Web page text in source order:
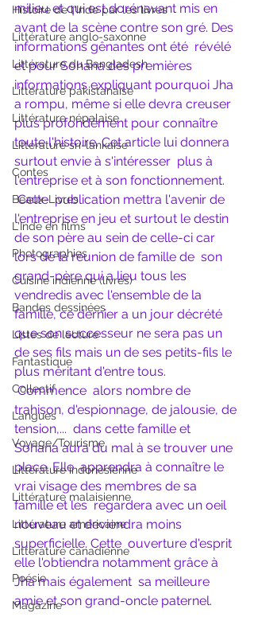
Histoire de l'Inde par les livres
Littérature anglo-saxonne
Littérature du Bangladesh
Littérature pakistanaise
Littérature népalaise
Littérature sri-lankaise
Contes
Beaux-Livres
L'Inde en films
Photographies
Cuisine indienne (livres)
Bandes dessinées
Listes de lecture
Fantastique
Collectif
Langues
Voyage/Tourisme
Littérature indonésienne
Littérature malaisienne
Littérature américaine
Littérature canadienne
Poésie
Magazine
milieu et qui est dorénavant mis en
avant de la scène contre son gré. Des
informations gênantes ont été  révélé
et pour Sohana des premières
informations expliquant pourquoi Jha
a rompu, même si elle devra creuser
plus profondément pour connaître
toute l'histoire. Cet article lui donnera
surtout envie à s'intéresser  plus à
l'entreprise et à son fonctionnement.
Cette  publication mettra l'avenir de
l'entreprise en jeu et surtout le destin
de son père au sein de celle-ci car
lors de la réunion de famille de  son
grand-père qui a lieu tous les
vendredis avec l'ensemble de la
famille, ce dernier a un jour décrété
que son successeur ne sera pas un
de ses fils mais un de ses petits-fils le
plus méritant d'entre tous.
Commence  alors nombre de
trahison, d'espionnage, de jalousie, de
tension,...  dans cette famille et
Sohana aura du mal à se trouver une
place. Elle  apprendra à connaître le
vrai visage des membres de sa
famille et les  regardera avec un oeil
nouveau et deviendra moins
superficielle. Cette  ouverture d'esprit
elle l'obtiendra notamment grâce à
Jha mais également  sa meilleure
amie et son grand-oncle paternel.